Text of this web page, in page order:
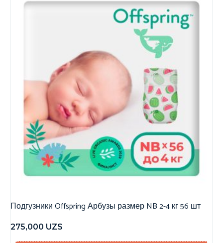
Подгузники Offspring Арбузы размер NB 2-4 кг 56 шт
275,000 UZS